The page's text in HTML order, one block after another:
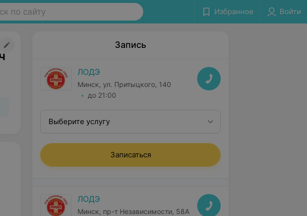
по сайту Избранное Войти
Запись
ЛОДЭ
Минск, ул. Притыцкого, 140
до 21:00
Выберите услугу
Записаться
ЛОДЭ
Минск, пр-т Независимости, 58А